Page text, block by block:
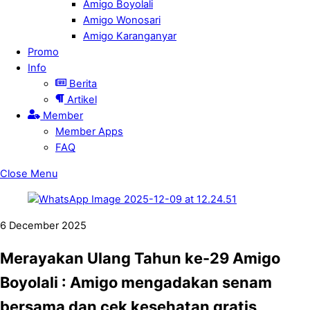
Amigo Boyolali
Amigo Wonosari
Amigo Karanganyar
Promo
Info
Berita
Artikel
Member
Member Apps
FAQ
Close Menu
6 December 2025
Merayakan Ulang Tahun ke-29 Amigo
Boyolali : Amigo mengadakan senam